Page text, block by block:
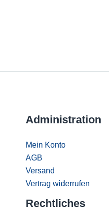
Administration
Mein Konto
AGB
Versand
Vertrag widerrufen
Rechtliches